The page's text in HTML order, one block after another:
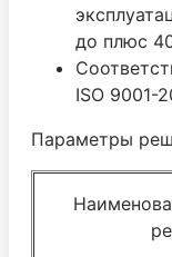
до плюс
ISO 9001-
Параметры